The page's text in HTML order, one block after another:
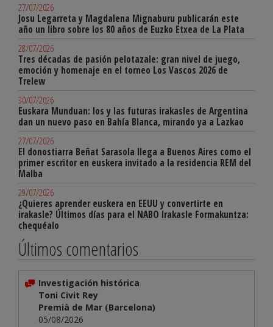
27/07/2026
Josu Legarreta y Magdalena Mignaburu publicarán este
año un libro sobre los 80 años de Euzko Etxea de La Plata
28/07/2026
Tres décadas de pasión pelotazale: gran nivel de juego,
emoción y homenaje en el torneo Los Vascos 2026 de
Trelew
30/07/2026
Euskara Munduan: los y las futuras irakasles de Argentina
dan un nuevo paso en Bahía Blanca, mirando ya a Lazkao
27/07/2026
El donostiarra Beñat Sarasola llega a Buenos Aires como el
primer escritor en euskera invitado a la residencia REM del
Malba
29/07/2026
¿Quieres aprender euskera en EEUU y convertirte en
irakasle? Últimos días para el NABO Irakasle Formakuntza:
chequéalo
Últimos comentarios
Investigación histórica
Toni Civit Rey
Premià de Mar (Barcelona)
05/08/2026